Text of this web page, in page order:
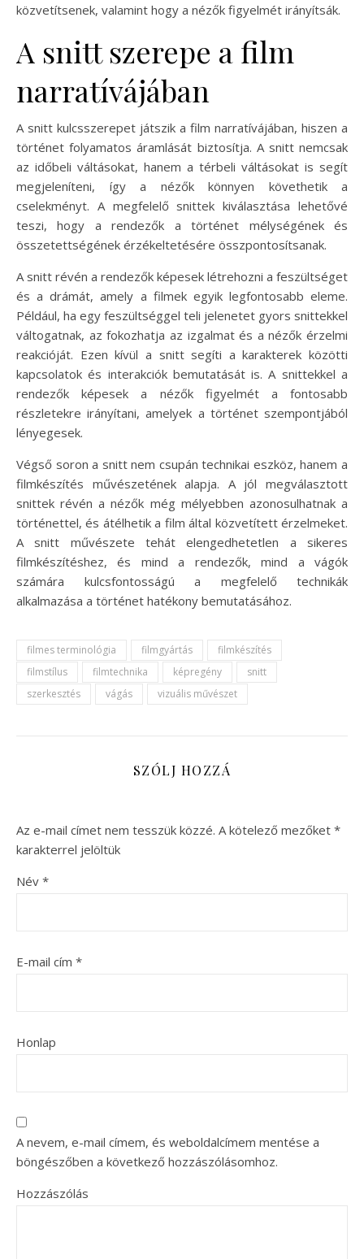
közvetítsenek, valamint hogy a nézők figyelmét irányítsák.
A snitt szerepe a film
narratívájában
A snitt kulcsszerepet játszik a film narratívájában, hiszen a
történet folyamatos áramlását biztosítja. A snitt nemcsak
az időbeli váltásokat, hanem a térbeli váltásokat is segít
megjeleníteni, így a nézők könnyen követhetik a
cselekményt. A megfelelő snittek kiválasztása lehetővé
teszi, hogy a rendezők a történet mélységének és
összetettségének érzékeltetésére összpontosítsanak.
A snitt révén a rendezők képesek létrehozni a feszültséget
és a drámát, amely a filmek egyik legfontosabb eleme.
Például, ha egy feszültséggel teli jelenetet gyors snittekkel
váltogatnak, az fokozhatja az izgalmat és a nézők érzelmi
reakcióját. Ezen kívül a snitt segíti a karakterek közötti
kapcsolatok és interakciók bemutatását is. A snittekkel a
rendezők képesek a nézők figyelmét a fontosabb
részletekre irányítani, amelyek a történet szempontjából
lényegesek.
Végső soron a snitt nem csupán technikai eszköz, hanem a
filmkészítés művészetének alapja. A jól megválasztott
snittek révén a nézők még mélyebben azonosulhatnak a
történettel, és átélhetik a film által közvetített érzelmeket.
A snitt művészete tehát elengedhetetlen a sikeres
filmkészítéshez, és mind a rendezők, mind a vágók
számára kulcsfontosságú a megfelelő technikák
alkalmazása a történet hatékony bemutatásához.
filmes terminológia filmgyártás
filmkészítés
filmstílus
filmtechnika képregény
snitt
szerkesztés
vágás vizuális művészet
SZÓLJ HOZZÁ
Az e-mail címet nem tesszük közzé. A kötelező mezőket *
karakterrel jelöltük
Név *
E-mail cím *
Honlap
A nevem, e-mail címem, és weboldalcímem mentése a
böngészőben a következő hozzászólásomhoz.
Hozzászólás